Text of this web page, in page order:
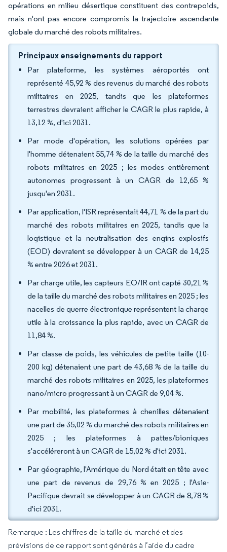
opérations en milieu désertique constituent des contrepoids,
mais n'ont pas encore compromis la trajectoire ascendante
globale du marché des robots militaires.
Principaux enseignements du rapport
Par plateforme, les systèmes aéroportés ont
représenté 45,92 % des revenus du marché des robots
militaires en 2025, tandis que les plateformes
terrestres devraient afficher le CAGR le plus rapide, à
13,12 %, d'ici 2031.
Par mode d'opération, les solutions opérées par
l'homme détenaient 55,74 % de la taille du marché des
robots militaires en 2025 ; les modes entièrement
autonomes progressent à un CAGR de 12,65 %
jusqu'en 2031.
Par application, l'ISR représentait 44,71 % de la part du
marché des robots militaires en 2025, tandis que la
logistique et la neutralisation des engins explosifs
(EOD) devraient se développer à un CAGR de 14,25
% entre 2026 et 2031.
Par charge utile, les capteurs EO/IR ont capté 30,21 %
de la taille du marché des robots militaires en 2025 ; les
nacelles de guerre électronique représentent la charge
utile à la croissance la plus rapide, avec un CAGR de
11,84 %.
Par classe de poids, les véhicules de petite taille (10-
200 kg) détenaient une part de 43,68 % de la taille du
marché des robots militaires en 2025, les plateformes
nano/micro progressant à un CAGR de 9,04 %.
Par mobilité, les plateformes à chenilles détenaient
une part de 35,02 % du marché des robots militaires en
2025 ; les plateformes à pattes/bioniques
s'accéléreront à un CAGR de 15,02 % d'ici 2031.
Par géographie, l'Amérique du Nord était en tête avec
une part de revenus de 29,76 % en 2025 ; l'Asie-
Pacifique devrait se développer à un CAGR de 8,78 %
d'ici 2031.
Remarque : Les chiffres de la taille du marché et des
prévisions de ce rapport sont générés à l’aide du cadre